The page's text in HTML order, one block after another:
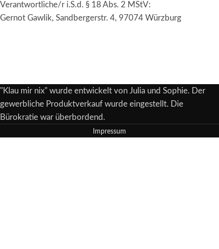
Verantwortliche/r i.S.d. § 18 Abs. 2 MStV:
Gernot Gawlik, Sandbergerstr. 4, 97074 Würzburg
"Klau mir nix" wurde entwickelt von Julia und Sophie. Der
gewerbliche Produktverkauf wurde eingestellt. Die
Bürokratie war überbordend.
Impressum